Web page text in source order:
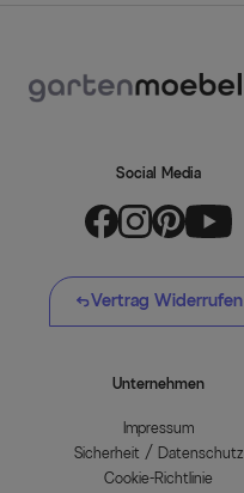
Social Media
Vertrag Widerrufen
Unternehmen
Impressum
Sicherheit / Datenschutz
Cookie-Richtlinie